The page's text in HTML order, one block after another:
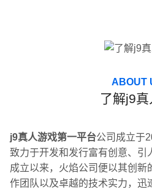
ABOUT
了解j9真
j9真人游戏第一平台公司成立于
致力于开发和发行富有创意、引
成立以来，火焰公司便以其创新
作团队以及卓越的技术实力，迅